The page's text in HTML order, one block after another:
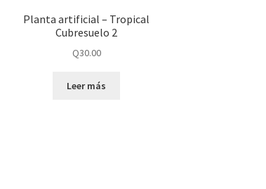
Planta artificial – Tropical
Cubresuelo 2
Q30.00
Leer más